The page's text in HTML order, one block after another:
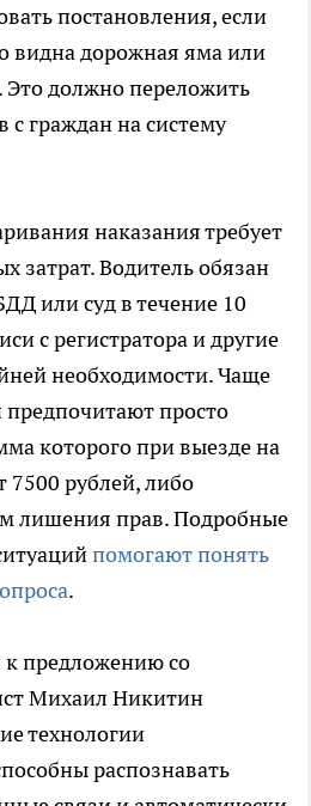
постановления, если
видна дорожная яма или
Это должно переложить
с граждан на систему
наказания требует
затрат. Водитель обязан
или суд в течение 10
с регистратора и другие
необходимости. Чаще
предпочитают просто
которого при выезде на
7500 рублей, либо
лишения прав. Подробные
помогают понять
.
к предложению со
Михаил Никитин
технологии
распознавать